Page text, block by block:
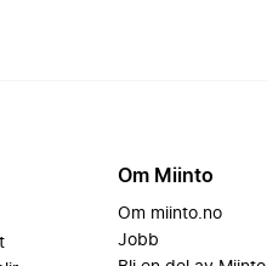
Om Miinto
Om miinto.no
Jobb